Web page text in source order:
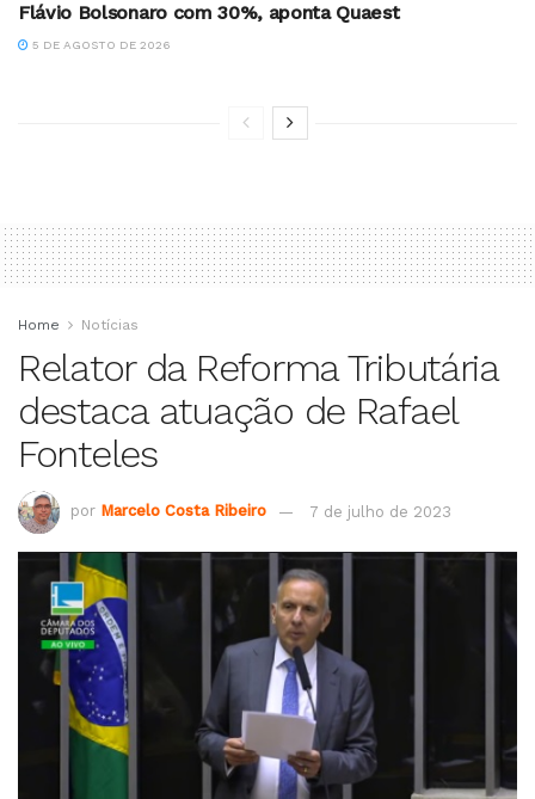
Flávio Bolsonaro com 30%, aponta Quaest
5 DE AGOSTO DE 2026
Home Notícias
Relator da Reforma Tributária
destaca atuação de Rafael
Fonteles
por Marcelo Costa Ribeiro 7 de julho de 2023